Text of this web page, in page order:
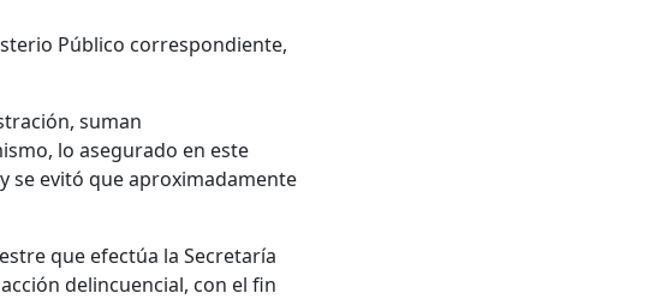
Público correspondiente,
suman
lo asegurado en este
se evitó que aproximadamente
que efectúa la Secretaría
delincuencial, con el fin